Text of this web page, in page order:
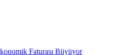
Faturası Büyüyor